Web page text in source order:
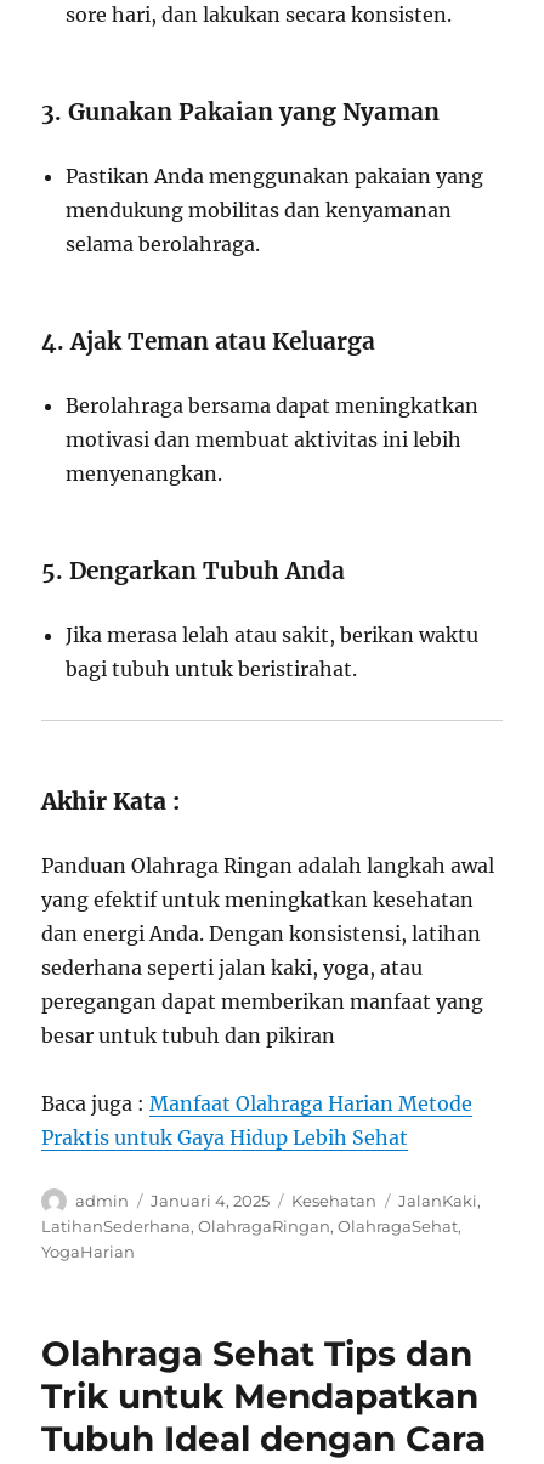
sore hari, dan lakukan secara konsisten.
3. Gunakan Pakaian yang Nyaman
Pastikan Anda menggunakan pakaian yang
mendukung mobilitas dan kenyamanan
selama berolahraga.
4. Ajak Teman atau Keluarga
Berolahraga bersama dapat meningkatkan
motivasi dan membuat aktivitas ini lebih
menyenangkan.
5. Dengarkan Tubuh Anda
Jika merasa lelah atau sakit, berikan waktu
bagi tubuh untuk beristirahat.
Akhir Kata :
Panduan Olahraga Ringan adalah langkah awal
yang efektif untuk meningkatkan kesehatan
dan energi Anda. Dengan konsistensi, latihan
sederhana seperti jalan kaki, yoga, atau
peregangan dapat memberikan manfaat yang
besar untuk tubuh dan pikiran
Baca juga :Manfaat Olahraga Harian Metode
Praktis untuk Gaya Hidup Lebih Sehat
Author
admin
Posted
on
Januari 4, 2025 Categories
Kesehatan Tags
JalanKaki,
LatihanSederhana,OlahragaRingan,OlahragaSehat,
YogaHarian
Olahraga Sehat Tips dan
Trik untuk Mendapatkan
Tubuh Ideal dengan Cara